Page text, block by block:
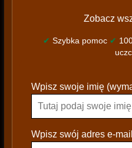
Zobacz
✔ Szybka pomoc ✔
l
a
s
Wpisz swoje imię
Wpisz swój adres e-